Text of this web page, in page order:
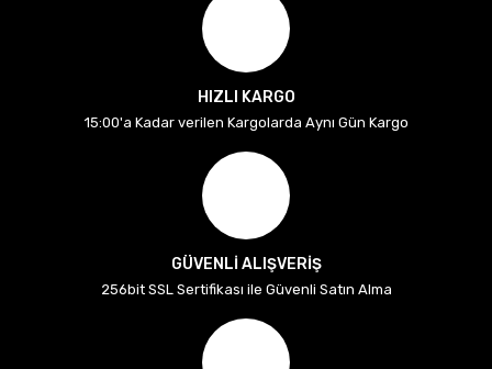
HIZLI KARGO
15:00'a Kadar verilen Kargolarda Aynı Gün Kargo
GÜVENLİ ALIŞVERİŞ
256bit SSL Sertifikası ile Güvenli Satın Alma